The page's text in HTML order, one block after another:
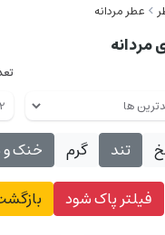
عطر مردانه
مردانه
تند گرم
خنک و
فیلتر پاک شود